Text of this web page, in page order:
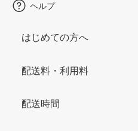
ヘルプ
はじめての方へ
配送料・利用料
配送時間